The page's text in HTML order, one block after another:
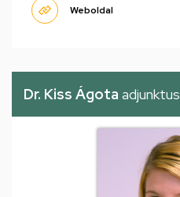
Weboldal
Dr. Kiss Ágota adjunktus